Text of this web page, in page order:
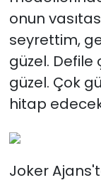
onun
seyrettim,
güzel. Defile
güzel. Çok
hitap
Joker